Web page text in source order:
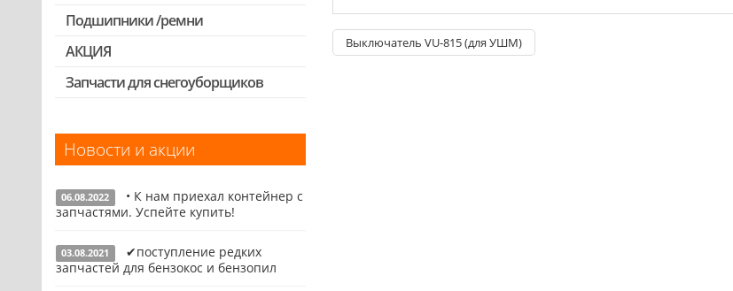
Подшипники /ремни
АКЦИЯ
Скидка 50%
Запчасти для снегоуборщиков
Новости и акции
06.08.2022
• К нам приехал контейнер с
запчастями. Успейте купить!
Подробнее
03.08.2021
✔поступление редких
запчастей для бензокос и бензопил
Выключатель VU-815 (для УШМ)